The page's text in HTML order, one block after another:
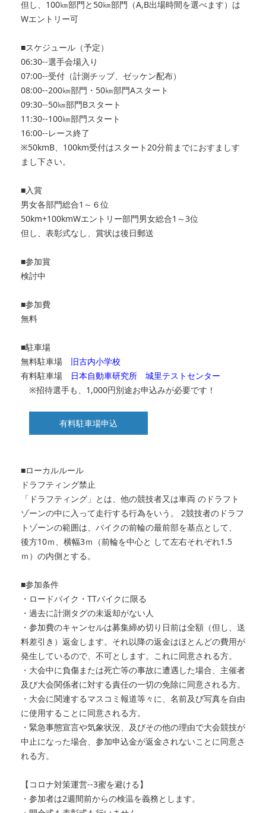
但し、100㎞部門と50㎞部門（A,B出場時間を選べます）は
Wエントリー可
■スケジュール（予定）
06:30--選手会場入り
07:00--受付（計測チップ、ゼッケン配布）
08:00--200㎞部門・50㎞部門Aスタート
09:30--50㎞部門Bスタート
11:30--100㎞部門スタート
16:00--レース終了
※50kmB、100km受付はスタート20分前までにおすましす
まし下さい。
■入賞
男女各部門総合1～６位
50km+100kmWエントリー部門男女総合1～3位
但し、表彰式なし、賞状は後日郵送
■参加賞
検討中
■参加費
無料
■駐車場
無料駐車場 旧古内小学校
有料駐車場
日本自動車研究所 城里テストセンター
※招待選手も、1,000円別途お申込みが必要です！
有料駐車場申込
■ローカルルール
ドラフティング禁止
「ドラフティング」とは、他の競技者又は車両 のドラフト
ゾーンの中に入って走行する行為をいう。 2競技者のドラフ
トゾーンの範囲は、バイクの前輪の最前部を基点として、
後方10ｍ、横幅3ｍ（前輪を中心と して左右それぞれ1.5
ｍ）の内側とする。
■参加条件
・ロードバイク・TTバイクに限る
・過去に計測タグの未返却がない人
・参加費のキャンセルは募集締め切り日前は全額（但し、送
料差引き）返金します。それ以降の返金はほとんどの費用が
発生しているので、不可とします。これに同意される方。
・大会中に負傷または死亡等の事故に遭遇した場合、主催者
及び大会関係者に対する責任の一切の免除に同意される方。
・大会に関連するマスコミ報道等々に、名前及び写真を自由
に使用することに同意される方。
・緊急事態宣言や気象状況、及びその他の理由で大会競技が
中止になった場合、参加申込金が返金されないことに同意さ
れる方。
【コロナ対策運営--3蜜を避ける】
・参加者は2週間前からの検温を義務とします。